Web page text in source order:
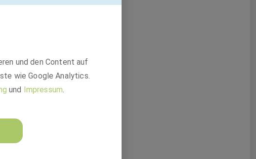
und den Content auf
wie Google Analytics.
und Impressum.